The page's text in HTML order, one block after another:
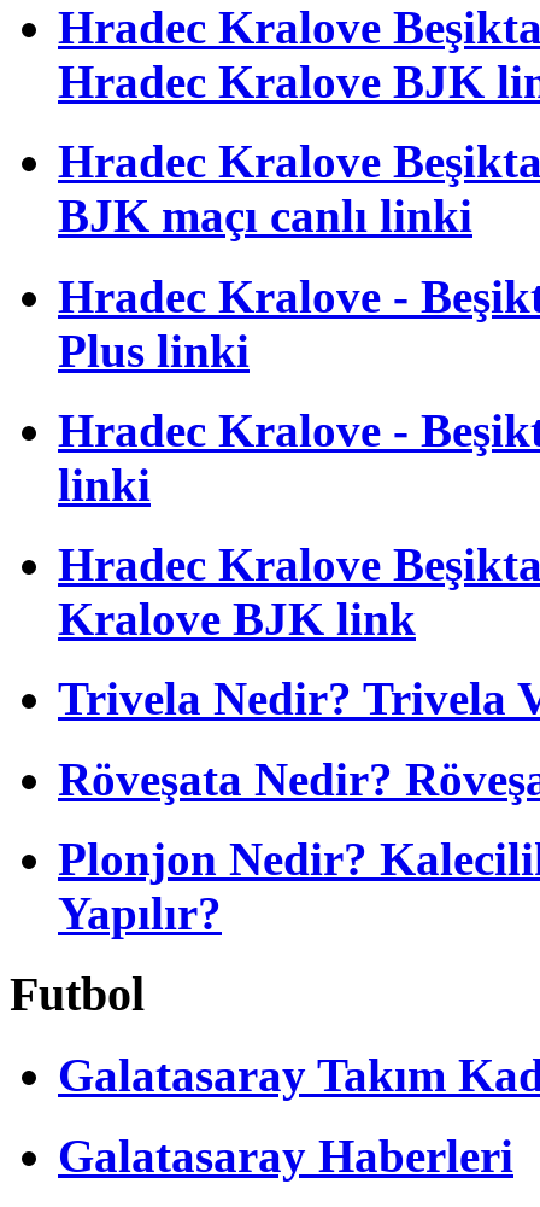
Hradec Kralove
Hradec Kralove BJK
Hradec Kralove
BJK maçı canlı linki
Hradec Kralove -
Plus linki
Hradec Kralove -
linki
Hradec Kralove
Kralove BJK link
Trivela Nedir? Trivela
Röveşata Nedir?
Plonjon Nedir?
Yapılır?
Futbol
Galatasaray Takım
Galatasaray Haberleri